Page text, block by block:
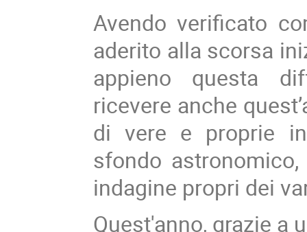
Avendo verificato
aderito alla scorsa
appieno questa
ricevere anche
di vere e proprie
sfondo
indagine propri dei
Quest'anno, grazie a